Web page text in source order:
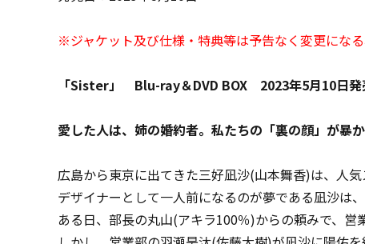
※ジャケット及び仕様・特典等は予告なく変更にな
「Sister」 Blu-ray＆DVD BOX 2023年5月10日発
愛した人は、姉の婚約者。私たちの「裏の顔」が暴か
広島から東京に出てきた三好凪沙(山本舞香)は、人
デザイナーとして一人前になるのが夢である凪沙は
ある日、部長の丸山(アキラ100％)からの頼みで、